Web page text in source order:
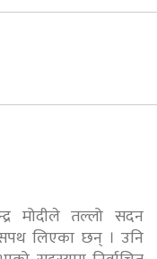
मोदीले तल्लो सदन
लिएका छन् । उनि